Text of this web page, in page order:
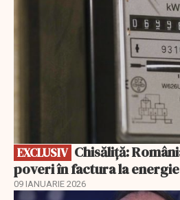
EXCLUSIV
poveri în factura la energie
09 IANUARIE 2026